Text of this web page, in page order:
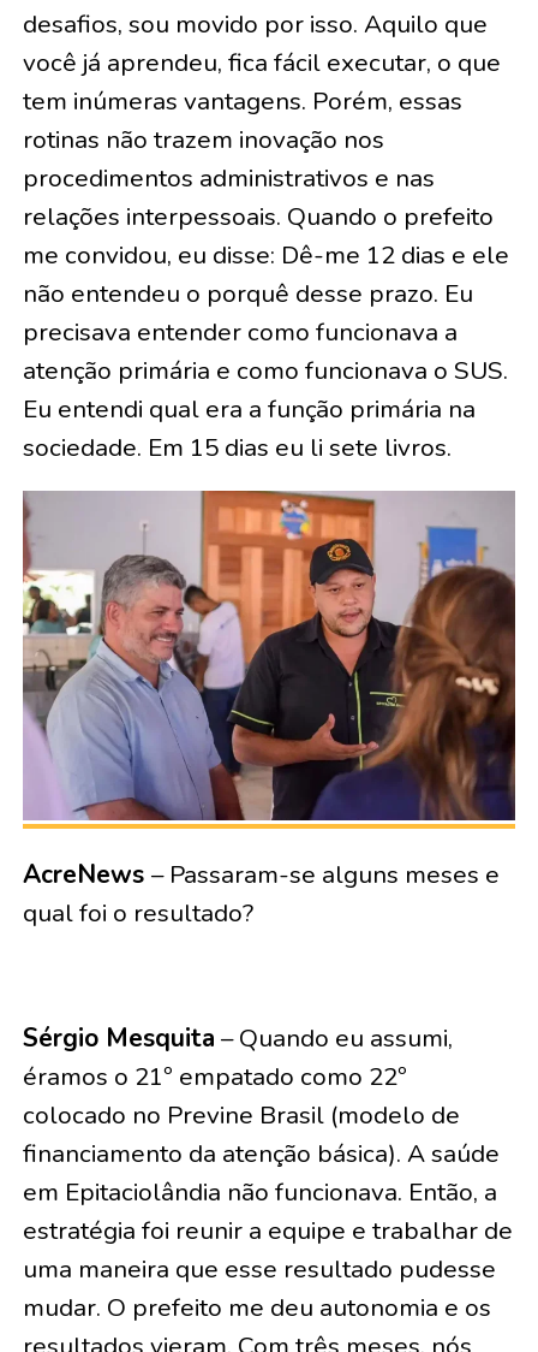
desafios, sou movido por isso. Aquilo que
você já aprendeu, fica fácil executar, o que
tem inúmeras vantagens. Porém, essas
rotinas não trazem inovação nos
procedimentos administrativos e nas
relações interpessoais. Quando o prefeito
me convidou, eu disse: Dê-me 12 dias e ele
não entendeu o porquê desse prazo. Eu
precisava entender como funcionava a
atenção primária e como funcionava o SUS.
Eu entendi qual era a função primária na
sociedade. Em 15 dias eu li sete livros.
AcreNews – Passaram-se alguns meses e
qual foi o resultado?
Sérgio Mesquita – Quando eu assumi,
éramos o 21º empatado como 22º
colocado no Previne Brasil (modelo de
financiamento da atenção básica). A saúde
em Epitaciolândia não funcionava. Então, a
estratégia foi reunir a equipe e trabalhar de
uma maneira que esse resultado pudesse
mudar. O prefeito me deu autonomia e os